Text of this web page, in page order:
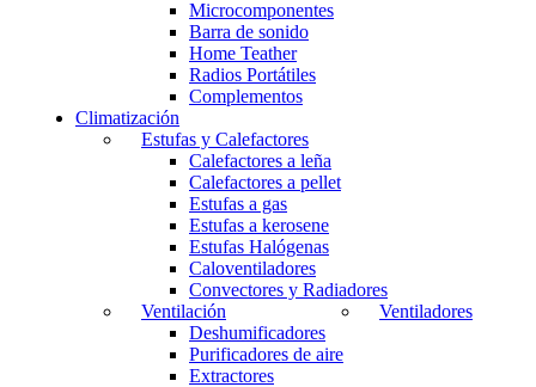
Microcomponentes
Barra de sonido
Home Teather
Radios Portátiles
Complementos
Climatización
Estufas y Calefactores
Calefactores a leña
Calefactores a pellet
Estufas a gas
Estufas a kerosene
Estufas Halógenas
Caloventiladores
Convectores y Radiadores
Ventilación
Deshumificadores
Purificadores de aire
Extractores
Ventiladores